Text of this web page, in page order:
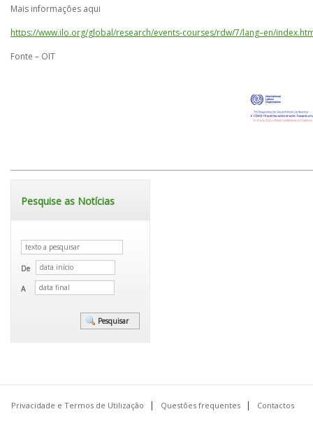
Mais informações aqui
https://www.ilo.org/global/research/events-courses/rdw/7/lang–en/
Fonte – OIT
Pesquise as Notícias
De
A
Privacidade e Termos de Utilização Questões frequentes Contactos